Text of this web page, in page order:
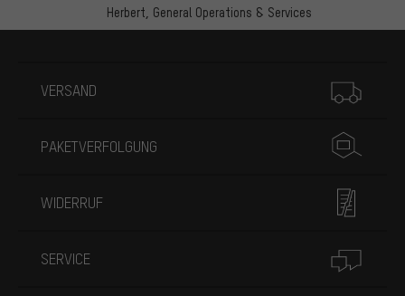
Herbert, General Operations & Services
VERSAND
PAKETVERFOLGUNG
WIDERRUF
SERVICE